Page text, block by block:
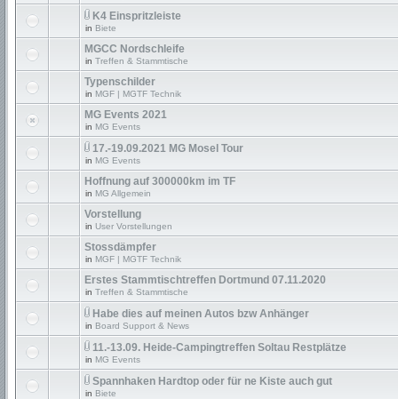
K4 Einspritzleiste
in Biete
MGCC Nordschleife
in Treffen & Stammtische
Typenschilder
in MGF | MGTF Technik
MG Events 2021
in MG Events
17.-19.09.2021 MG Mosel Tour
in MG Events
Hoffnung auf 300000km im TF
in MG Allgemein
Vorstellung
in User Vorstellungen
Stossdämpfer
in MGF | MGTF Technik
Erstes Stammtischtreffen Dortmund 07.11.2020
in Treffen & Stammtische
Habe dies auf meinen Autos bzw Anhänger
in Board Support & News
11.-13.09. Heide-Campingtreffen Soltau Restplätze
in MG Events
Spannhaken Hardtop oder für ne Kiste auch gut
in Biete